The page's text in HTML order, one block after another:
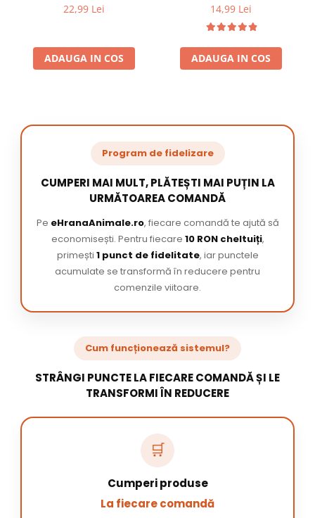
22,99 Lei
ADAUGA IN COS
14,99 Lei
ADAUGA IN COS
Program de fidelizare
CUMPERI MAI MULT, PLĂTEȘTI MAI PUȚIN LA
URMĂTOAREA COMANDĂ
Pe eHranaAnimale.ro, fiecare comandă te ajută să
economisești. Pentru fiecare 10 RON cheltuiți,
primești 1 punct de fidelitate, iar punctele
acumulate se transformă în reducere pentru
comenzile viitoare.
Cum funcționează sistemul?
STRÂNGI PUNCTE LA FIECARE COMANDĂ ȘI LE
TRANSFORMI ÎN REDUCERE
🛒
Cumperi produse
La fiecare comandă